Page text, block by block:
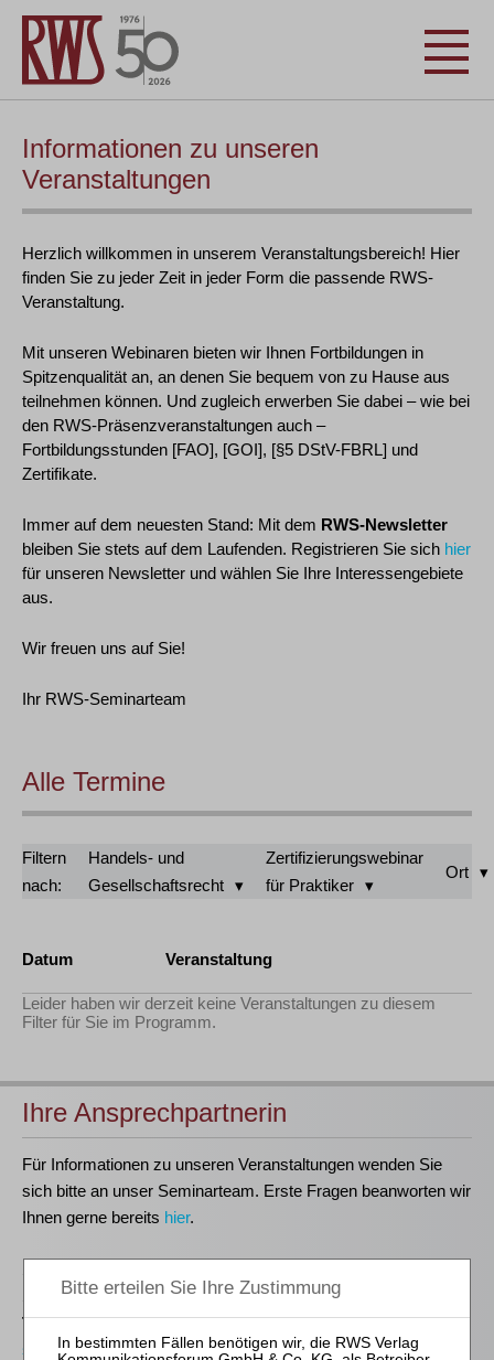
Informationen zu unseren
Veranstaltungen
Herzlich willkommen in unserem Veranstaltungsbereich! Hier
finden Sie zu jeder Zeit in jeder Form die passende RWS-
Veranstaltung.
Mit unseren Webinaren bieten wir Ihnen Fortbildungen in
Spitzenqualität an, an denen Sie bequem von zu Hause aus
teilnehmen können. Und zugleich erwerben Sie dabei – wie bei
den RWS-Präsenzveranstaltungen auch –
Fortbildungsstunden [FAO], [GOI], [§5 DStV-FBRL] und
Zertifikate.
Immer auf dem neuesten Stand: Mit dem RWS-Newsletter
bleiben Sie stets auf dem Laufenden. Registrieren Sie sich hier
für unseren Newsletter und wählen Sie Ihre Interessengebiete
aus.
Wir freuen uns auf Sie!
Ihr RWS-Seminarteam
Alle Termine
Filtern
nach:
Handels- und
Gesellschaftsrecht
Zertifizierungswebinar
für Praktiker
Ort
Datum Veranstaltung
Leider haben wir derzeit keine Veranstaltungen zu diesem
Filter für Sie im Programm.
Ihre Ansprechpartnerin
Für Informationen zu unseren Veranstaltungen wenden Sie
sich bitte an unser Seminarteam. Erste Fragen beanworten wir
Ihnen gerne bereits hier.
Seminarorganisation
T(0221)-400 88-15
seminar@rws-verlag.de